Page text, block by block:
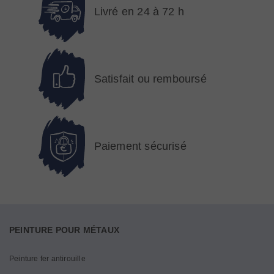
Livré en 24 à 72 h
Satisfait ou remboursé
Paiement sécurisé
PEINTURE POUR MÉTAUX
Peinture fer antirouille